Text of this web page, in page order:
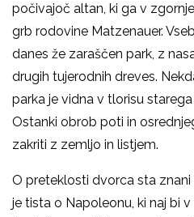
počivajoč altan, ki ga v
grb rodovine Matzenauer.
danes že zaraščen park, z
drugih tujerodnih dreves.
parka je vidna v tlorisu
Ostanki obrob poti in
zakriti z zemljo in listjem.
O preteklosti dvorca sta znani
je tista o Napoleonu, ki naj bi